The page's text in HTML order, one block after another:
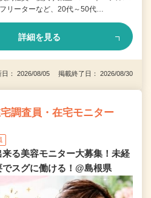
リーターなど、20代～50代…
詳細を見る
日： 2026/08/05 掲載終了日： 2026/08/30
調査員・在宅モニター
る美容モニター大募集！未経
スグに働ける！@島根県